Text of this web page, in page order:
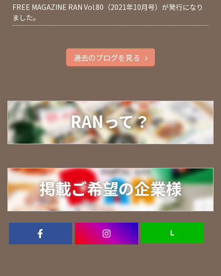
FREE MAGAZINE RAN Vol.80（2021年10月号）が発行になり
ました。
過去のブログを見る
RANって？
掲載ご希望の企業様
Ｌ